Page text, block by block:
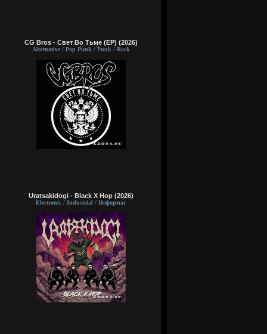
CG Bros - Свет Во Тьме (EP) (2026)
Alternative / Pop Punk / Punk / Rock
Uratsakidogi - Black X Hop (2026)
Electronic / Industrial / Неформат